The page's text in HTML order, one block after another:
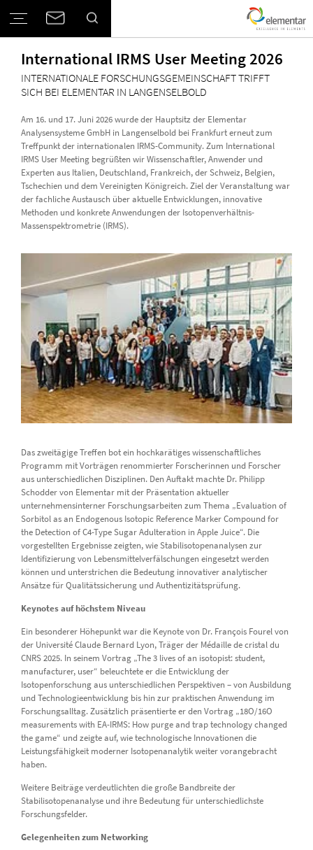
International IRMS User Meeting 2026
INTERNATIONALE FORSCHUNGSGEMEINSCHAFT TRIFFT
SICH BEI ELEMENTAR IN LANGENSELBOLD
Am 16. und 17. Juni 2026 wurde der Hauptsitz der Elementar
Analysensysteme GmbH in Langenselbold bei Frankfurt erneut zum
Treffpunkt der internationalen IRMS-Community. Zum International
IRMS User Meeting begrüßten wir Wissenschaftler, Anwender und
Experten aus Italien, Deutschland, Frankreich, der Schweiz, Belgien,
Tschechien und dem Vereinigten Königreich. Ziel der Veranstaltung war
der fachliche Austausch über aktuelle Entwicklungen, innovative
Methoden und konkrete Anwendungen der Isotopenverhältnis-
Massenspektrometrie (IRMS).
Das zweitägige Treffen bot ein hochkarätiges wissenschaftliches
Programm mit Vorträgen renommierter Forscherinnen und Forscher
aus unterschiedlichen Disziplinen. Den Auftakt machte Dr. Philipp
Schodder von Elementar mit der Präsentation aktueller
unternehmensinterner Forschungsarbeiten zum Thema „Evaluation of
Sorbitol as an Endogenous Isotopic Reference Marker Compound for
the Detection of C4-Type Sugar Adulteration in Apple Juice“. Die
vorgestellten Ergebnisse zeigten, wie Stabilisotopenanalysen zur
Identifizierung von Lebensmittelverfälschungen eingesetzt werden
können und unterstrichen die Bedeutung innovativer analytischer
Ansätze für Qualitätssicherung und Authentizitätsprüfung.
Keynotes auf höchstem Niveau
Ein besonderer Höhepunkt war die Keynote von Dr. François Fourel von
der Université Claude Bernard Lyon, Träger der Médaille de cristal du
CNRS 2025. In seinem Vortrag „The 3 lives of an isotopist: student,
manufacturer, user“ beleuchtete er die Entwicklung der
Isotopenforschung aus unterschiedlichen Perspektiven – von Ausbildung
und Technologieentwicklung bis hin zur praktischen Anwendung im
Forschungsalltag. Zusätzlich präsentierte er den Vortrag „18O/16O
measurements with EA-IRMS: How purge and trap technology changed
the game“ und zeigte auf, wie technologische Innovationen die
Leistungsfähigkeit moderner Isotopenanalytik weiter vorangebracht
haben.
Weitere Beiträge verdeutlichten die große Bandbreite der
Stabilisotopenanalyse und ihre Bedeutung für unterschiedlichste
Forschungsfelder.
Gelegenheiten zum Networking